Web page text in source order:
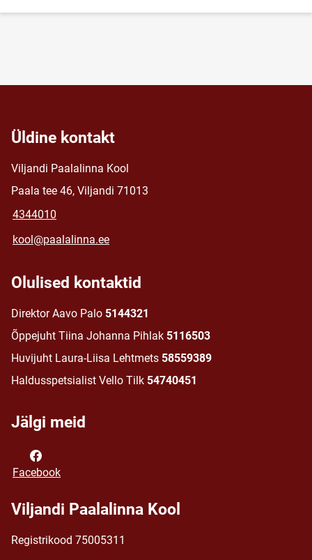
Üldine kontakt
Viljandi Paalalinna Kool
Paala tee 46, Viljandi 71013
4344010
kool@paalalinna.ee
Olulised kontaktid
Direktor Aavo Palo 5144321
Õppejuht Tiina Johanna Pihlak 5116503
Huvijuht Laura-Liisa Lehtmets 58559389
Haldusspetsialist Vello Tilk 54740451
Jälgi meid
Facebook
Viljandi Paalalinna Kool
Registrikood 75005311